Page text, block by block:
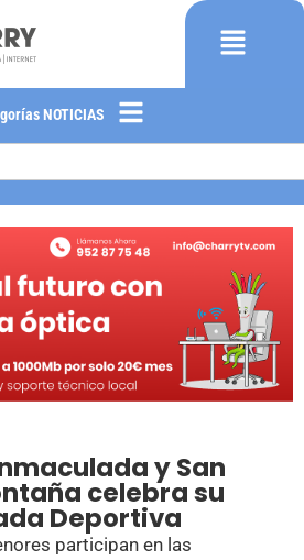
NOTICIAS
y San
celebra su
Deportiva
participan en las